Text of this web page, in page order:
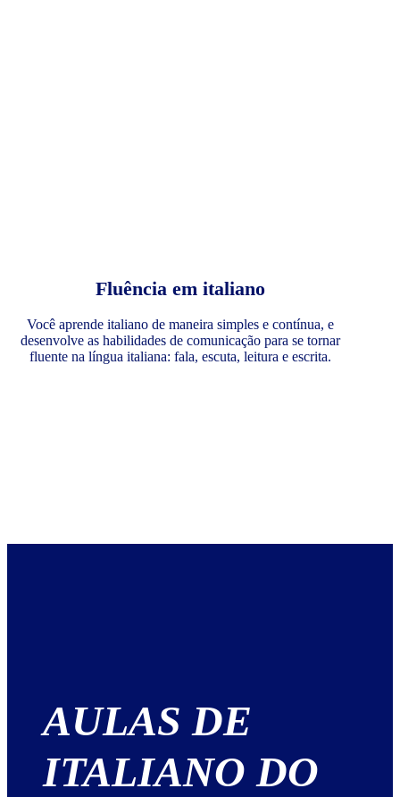
Fluência em italiano
Você aprende italiano de maneira simples e contínua, e
desenvolve as habilidades de comunicação para se tornar
fluente na língua italiana: fala, escuta, leitura e escrita.
AULAS DE
ITALIANO DO